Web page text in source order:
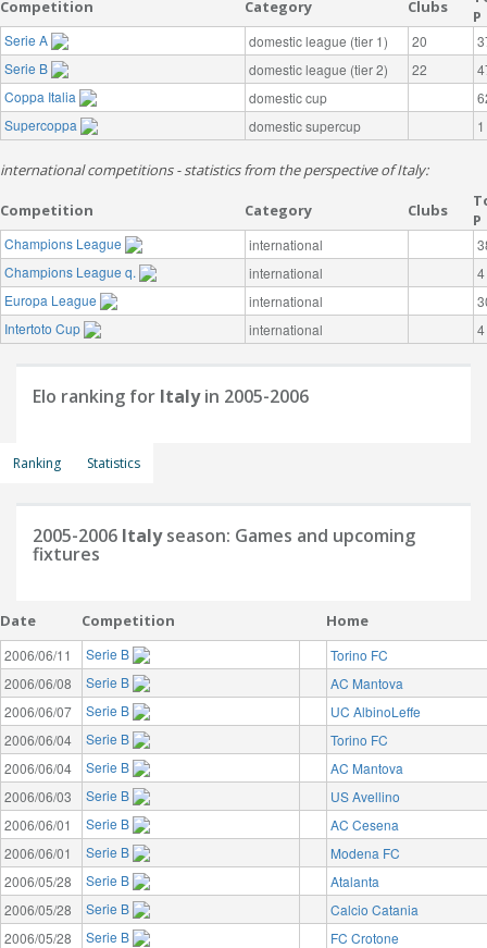
Competition Category Clubs
P
Serie A domestic league (tier 1) 20
Serie B
domestic league (tier 2) 22
Coppa Italia
domestic cup
Supercoppa
domestic supercup 1
international competitions - statistics from the perspective of Italy:
Competition Category Clubs
P
Champions League international
Champions League q.
international
4
Europa League
international
Intertoto Cup
international 4
Elo ranking for Italyin 2005-2006
Ranking Statistics
2005-2006 Italyseason: Games and upcoming
fixtures
Date Competition Home
2006/06/11 Serie B
Torino FC
2006/06/08
Serie B
AC Mantova
2006/06/07
Serie B
UC AlbinoLeffe
2006/06/04
Serie B
Torino FC
2006/06/04
Serie B
AC Mantova
2006/06/03
Serie B
US Avellino
2006/06/01
Serie B
AC Cesena
2006/06/01
Serie B
Modena FC
2006/05/28
Serie B
Atalanta
2006/05/28
Serie B
Calcio Catania
2006/05/28
Serie B
FC Crotone